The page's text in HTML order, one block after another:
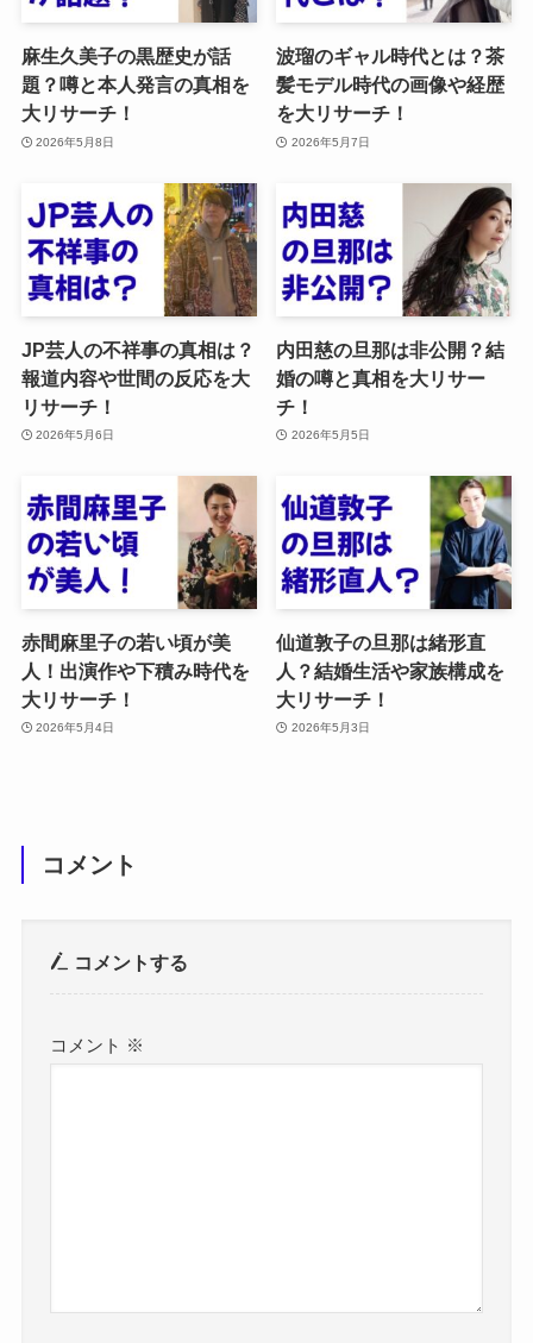
麻生久美子の黒歴史が話
題？噂と本人発言の真相を
大リサーチ！
2026年5月8日
波瑠のギャル時代とは？茶
髪モデル時代の画像や経歴
を大リサーチ！
2026年5月7日
JP芸人の不祥事の真相は？
報道内容や世間の反応を大
リサーチ！
2026年5月6日
内田慈の旦那は非公開？結
婚の噂と真相を大リサー
チ！
2026年5月5日
赤間麻里子の若い頃が美
人！出演作や下積み時代を
大リサーチ！
2026年5月4日
仙道敦子の旦那は緒形直
人？結婚生活や家族構成を
大リサーチ！
2026年5月3日
コメント
コメントする
コメント ※